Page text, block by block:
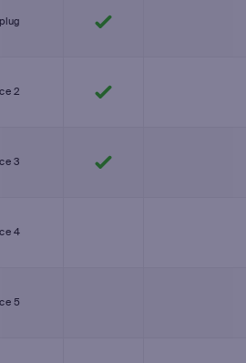
2
3
4
5